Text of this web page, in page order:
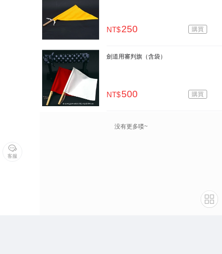
NT$250 購買
劍道用審判旗（含袋）
NT$500 購買
没有更多喽~
客服